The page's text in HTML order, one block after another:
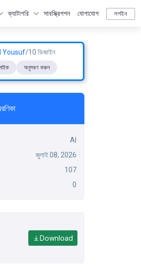
ক্যাটাগরি সাবস্ক্রিপশন যোগাযোগ লগইন
Yousuf/10 ডিজাইন
অনুসরণ করুন
AI
জুলাই 08, 2026
107
0
Download